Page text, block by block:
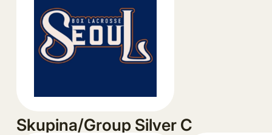
Skupina/Group Silver C